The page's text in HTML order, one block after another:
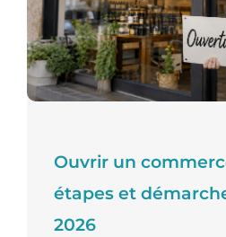
Ouvrir un
étapes et
2026